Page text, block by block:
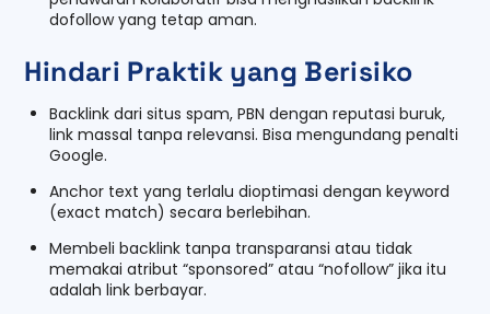
dofollow yang tetap aman.
Hindari Praktik yang Berisiko
Backlink dari situs spam, PBN dengan reputasi buruk,
link massal tanpa relevansi. Bisa mengundang penalti
Google.
Anchor text yang terlalu dioptimasi dengan keyword
(exact match) secara berlebihan.
Membeli backlink tanpa transparansi atau tidak
memakai atribut “sponsored” atau “nofollow” jika itu
adalah link berbayar.